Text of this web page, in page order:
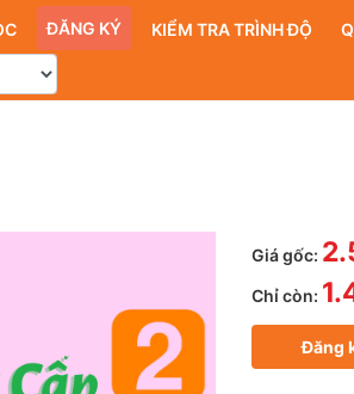
ĐĂNG KÝ KIỂM TRA TRÌNH ĐỘ
Giá gốc:
Chỉ còn:
Đăng